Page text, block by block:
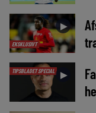
EKSKLUSIVT
►
TIPSBLADET SPECIAL ►